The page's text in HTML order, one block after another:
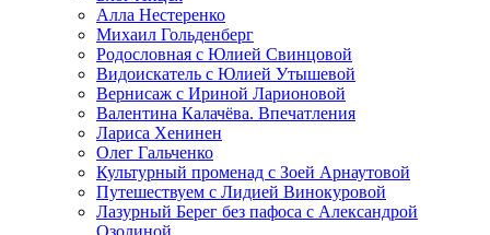
Алла Нестеренко
Михаил Гольденберг
Родословная с Юлией Свинцовой
Видоискатель с Юлией Утышевой
Вернисаж с Ириной Ларионовой
Валентина Калачёва. Впечатления
Лариса Хенинен
Олег Гальченко
Культурный променад с Зоей Арнаутовой
Путешествуем с Лидией Винокуровой
Лазурный Берег без пафоса с Александрой